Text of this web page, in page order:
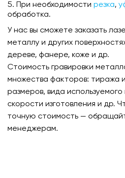
При необходимости резка,
обработка.
У нас вы сможете заказать
металлу и других
дереве, фанере, коже и др.
Стоимость гравировки
множества факторов: тиража
размеров, вида
скорости изготовления и др.
точную стоимость —
менеджерам.